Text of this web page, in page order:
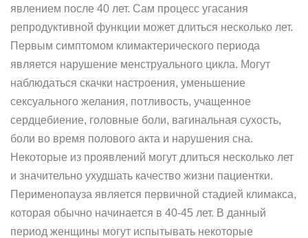
явлением после 40 лет. Сам процесс угасания
репродуктивной функции может длиться несколько лет.
Первым симптомом климактерического периода
является нарушение менструального цикла. Могут
наблюдаться скачки настроения, уменьшение
сексуального желания, потливость, учащенное
сердцебиение, головные боли, вагинальная сухость,
боли во время полового акта и нарушения сна.
Некоторые из проявлений могут длиться несколько лет
и значительно ухудшать качество жизни пациентки.
Перименопауза является первичной стадией климакса,
которая обычно начинается в 40-45 лет. В данный
период женщины могут испытывать некоторые